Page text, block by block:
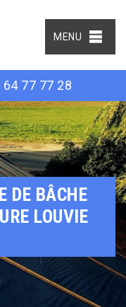
MENU
64 77 77 28
DE BÂCHE
LOUVIE